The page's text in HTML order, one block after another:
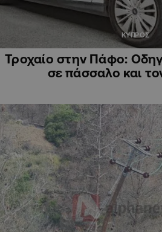
ΚΥΠΡΟΣ
Τροχαίο στην Πάφο:
σε πάσσαλο και